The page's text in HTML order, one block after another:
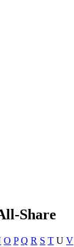
Share
O P Q R S T U V